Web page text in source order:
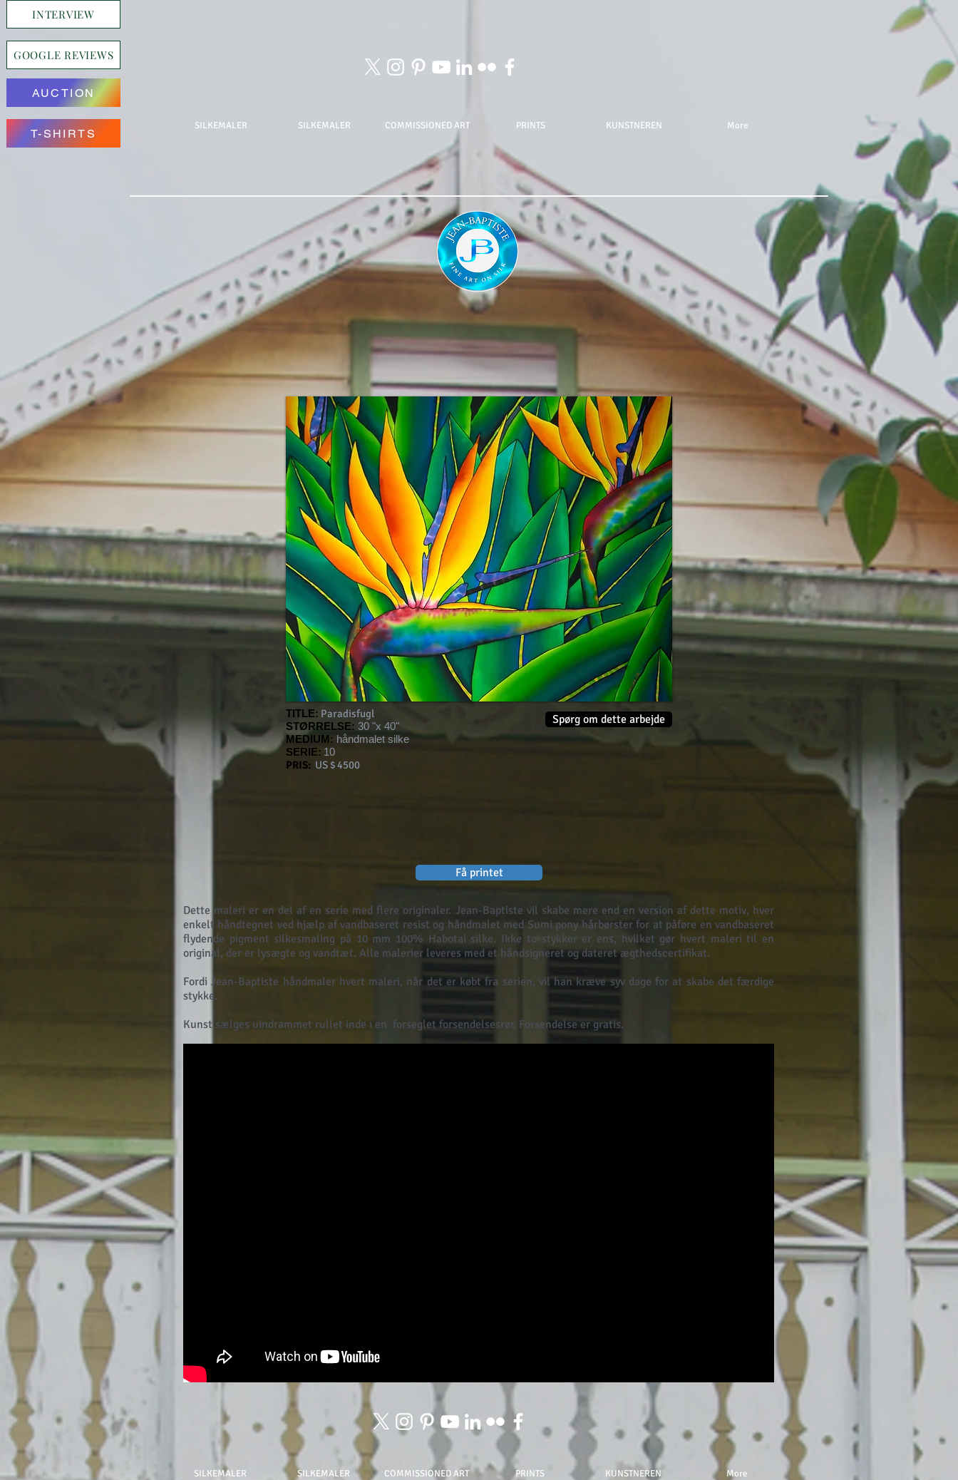
INTERVIEW
GOOGLE REVIEWS
AUCTION
T-SHIRTS
SILKEMALER SILKEMALER COMMISSIONED ART PRINTS KUNSTNEREN More
TITLE: Paradisfugl
STØRRELSE: 30 "x 40"
MEDIUM: håndmalet silke
SERIE: 10
PRIS: US $ 4500
Spørg om dette arbejde
Få printet
Dette maleri er en del af en serie med flere originaler. Jean-Baptiste vil skabe mere end en version af dette motiv, hver
enkelt håndtegnet ved hjælp af vandbaseret resist og håndmalet med Sumi pony hårbørster for at påføre en vandbaseret
flydende pigment silkesmaling på 10 mm 100% Habotai silke. Ikke to stykker er ens, hvilket gør hvert maleri til en
original, der er lysægte og vandtæt. Alle malerier leveres med et håndsigneret og dateret ægthedscertifikat.
Fordi Jean-Baptiste håndmaler hvert maleri, når det er købt fra serien, vil han kræve syv dage for at skabe det færdige
stykke.
Kunst sælges uindrammet rullet inde i en forseglet forsendelsesrør. Forsendelse er gratis.
SILKEMALER SILKEMALER COMMISSIONED ART PRINTS KUNSTNEREN More